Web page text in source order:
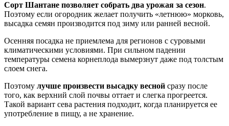
Сорт Шантане позволяет собрать два урожая за сезон.
Поэтому если огородник желает получить «летнюю» морковь,
высадка семян производится под зиму или ранней весной.
Осенняя посадка не приемлема для регионов с суровыми
климатическими условиями. При сильном падении
температуры семена корнеплода вымерзнут даже под толстым
слоем снега.
Поэтому лучше произвести высадку весной сразу после
того, как верхний слой почвы оттает и слегка прогреется.
Такой вариант сева растения подходит, когда планируется ее
употребление в пищу, а не хранение.